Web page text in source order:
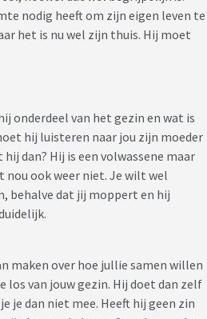
nodig heeft om zijn eigen leven te
het is nu wel zijn thuis. Hij moet
onderdeel van het gezin en wat is
hij luisteren naar jou zijn moeder
dan? Hij is een volwassene maar
nou ook weer niet. Je wilt wel
behalve dat jij moppert en hij
maken over hoe jullie samen willen
los van jouw gezin. Hij doet dan zelf
je dan niet mee. Heeft hij geen zin